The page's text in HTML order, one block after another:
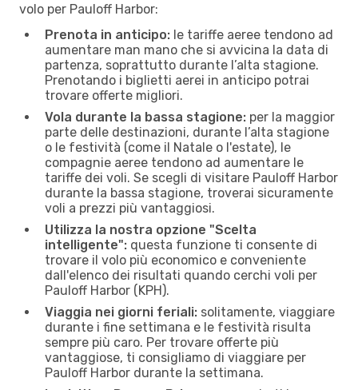
volo per Pauloff Harbor:
Prenota in anticipo: le tariffe aeree tendono ad
aumentare man mano che si avvicina la data di
partenza, soprattutto durante l’alta stagione.
Prenotando i biglietti aerei in anticipo potrai
trovare offerte migliori.
Vola durante la bassa stagione: per la maggior
parte delle destinazioni, durante l’alta stagione
o le festività (come il Natale o l'estate), le
compagnie aeree tendono ad aumentare le
tariffe dei voli. Se scegli di visitare Pauloff Harbor
durante la bassa stagione, troverai sicuramente
voli a prezzi più vantaggiosi.
Utilizza la nostra opzione "Scelta
intelligente": questa funzione ti consente di
trovare il volo più economico e conveniente
dall'elenco dei risultati quando cerchi voli per
Pauloff Harbor (KPH).
Viaggia nei giorni feriali: solitamente, viaggiare
durante i fine settimana e le festività risulta
sempre più caro. Per trovare offerte più
vantaggiose, ti consigliamo di viaggiare per
Pauloff Harbor durante la settimana.